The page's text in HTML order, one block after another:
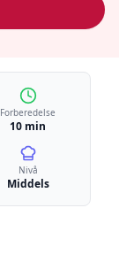
Forberedelse
10 min
Nivå
Middels